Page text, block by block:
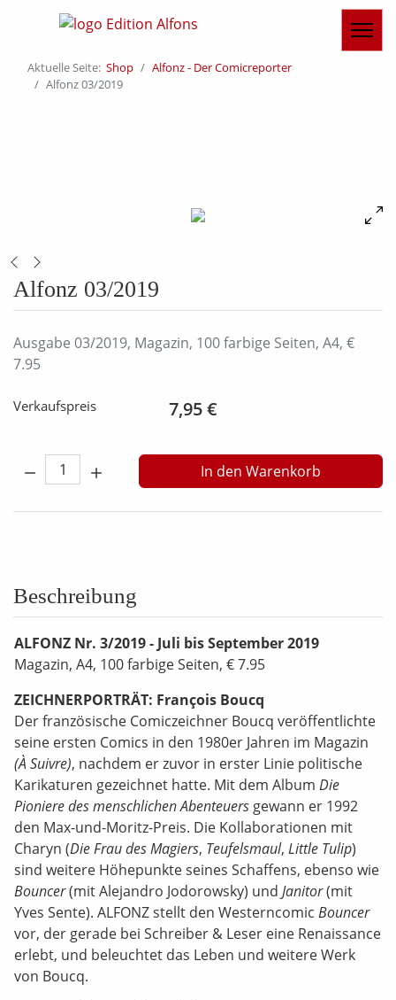
Aktuelle Seite: Shop
Alfonz - Der Comicreporter
Alfonz 03/2019
Alfonz 03/2019
Ausgabe 03/2019, Magazin, 100 farbige Seiten, A4, €
7.95
Verkaufspreis 7,95 €
Menge: In den Warenkorb
Beschreibung
ALFONZ Nr. 3/2019 - Juli bis September 2019
Magazin, A4, 100 farbige Seiten, € 7.95
ZEICHNERPORTRÄT: François Boucq
Der französische Comiczeichner Boucq veröffentlichte
seine ersten Comics in den 1980er Jahren im Magazin
(À Suivre), nachdem er zuvor in erster Linie politische
Karikaturen gezeichnet hatte. Mit dem Album Die
Pioniere des menschlichen Abenteuers gewann er 1992
den Max-und-Moritz-Preis. Die Kollaborationen mit
Charyn (Die Frau des Magiers, Teufelsmaul, Little Tulip)
sind weitere Höhepunkte seines Schaffens, ebenso wie
Bouncer(mit Alejandro Jodorowsky) und Janitor(mit
Yves Sente). ALFONZ stellt den Westerncomic Bouncer
vor, der gerade bei Schreiber & Leser eine Renaissance
erlebt, und beleuchtet das Leben und weitere Werk
von Boucq.